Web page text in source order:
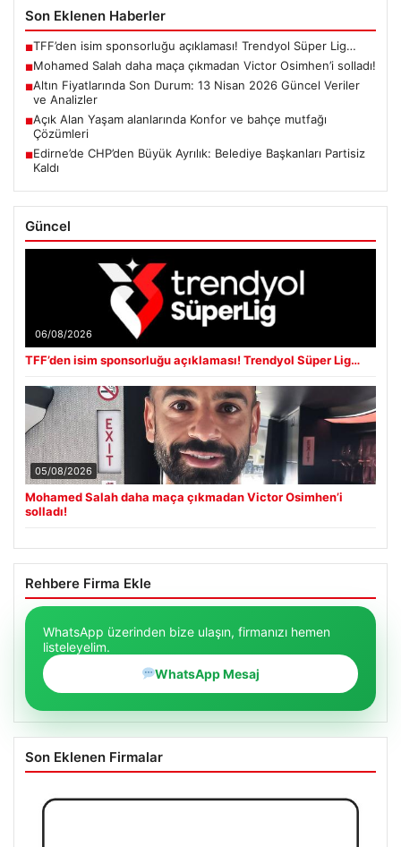
Son Eklenen Haberler
■TFF’den isim sponsorluğu açıklaması! Trendyol Süper Lig…
■Mohamed Salah daha maça çıkmadan Victor Osimhen’i solladı!
■Altın Fiyatlarında Son Durum: 13 Nisan 2026 Güncel Veriler
ve Analizler
■Açık Alan Yaşam alanlarında Konfor ve bahçe mutfağı
Çözümleri
■Edirne’de CHP’den Büyük Ayrılık: Belediye Başkanları Partisiz
Kaldı
Güncel
06/08/2026
TFF’den isim sponsorluğu açıklaması! Trendyol Süper Lig…
05/08/2026
Mohamed Salah daha maça çıkmadan Victor Osimhen’i
solladı!
Rehbere Firma Ekle
WhatsApp üzerinden bize ulaşın, firmanızı hemen
listeleyelim.
WhatsApp Mesaj
Son Eklenen Firmalar